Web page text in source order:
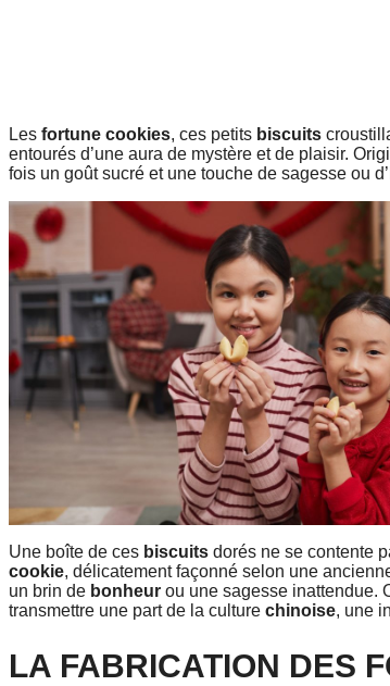
Les fortune cookies, ces petits biscuits
entourés d’une aura de mystère et de plaisir.
fois un goût sucré et une touche de sagesse ou
Une boîte de ces biscuits dorés ne se contente
cookie, délicatement façonné selon une
un brin de bonheur ou une sagesse inattendue.
transmettre une part de la culture chinoise, une
LA FABRICATION DES